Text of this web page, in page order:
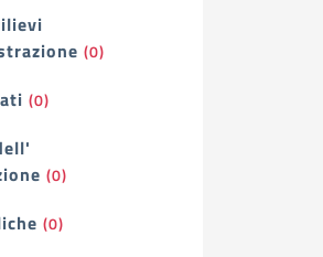
(0)
(0)
(0)
(0)